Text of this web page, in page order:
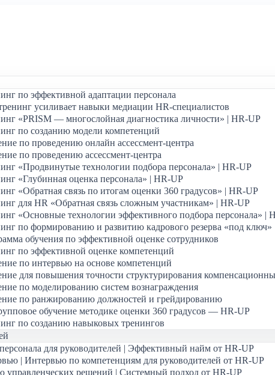
по эффективной адаптации персонала
усиливает навыки медиации HR-специалистов
«PRISM — многослойная диагностика личности» | HR-UP
по созданию модели компетенций
по проведению онлайн ассессмент-центра
по проведению ассессмент-центра
«Продвинутые технологии подбора персонала» | HR-UP
«Глубинная оценка персонала» | HR-UP
«Обратная связь по итогам оценки 360 градусов» | HR-UP
для HR «Обратная связь сложным участникам» | HR-UP
«Основные технологии эффективного подбора персонала» |
по формированию и развитию кадрового резерва «под ключ»
обучения по эффективной оценке сотрудников
по эффективной оценке компетенций
по интервью на основе компетенций
для повышения точности структурирования
по моделированию систем вознаграждения
по ранжированию должностей и грейдированию
обучение методике оценки 360 градусов — HR-UP
по созданию навыковых тренингов
для руководителей | Эффективный найм от HR-UP
| Интервью по компетенциям для руководителей от HR-UP
управленческих решений | Системный подход от HR-UP